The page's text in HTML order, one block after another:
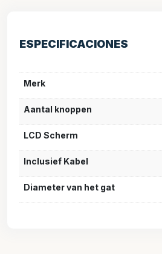
ESPECIFICACIONES
Merk
Aantal knoppen
LCD Scherm
Inclusief Kabel
Diameter van het gat